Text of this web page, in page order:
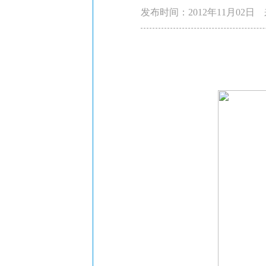
发布时间：2012年11月02日